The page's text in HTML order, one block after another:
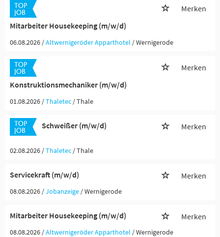
Mitarbeiter Housekeeping (m/w/d)
Merken
06.08.2026 /Altwernigeröder Apparthotel / Wernigerode
Konstruktionsmechaniker (m/w/d)
Merken
01.08.2026 /Thaletec / Thale
Schweißer (m/w/d) Merken
02.08.2026 /Thaletec / Thale
Servicekraft (m/w/d) Merken
08.08.2026 /Jobanzeige / Wernigerode
Mitarbeiter Housekeeping (m/w/d) Merken
08.08.2026 /Altwernigeröder Apparthotel / Wernigerode